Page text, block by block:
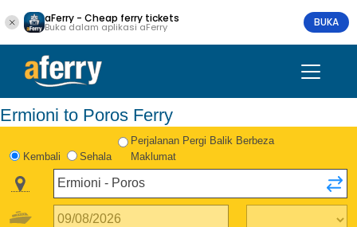
aFerry - Cheap ferry tickets
Buka dalam aplikasi aFerry BUKA
Ermioni to Poros Ferry
Kembali Sehala
Perjalanan Pergi Balik Berbeza
Maklumat